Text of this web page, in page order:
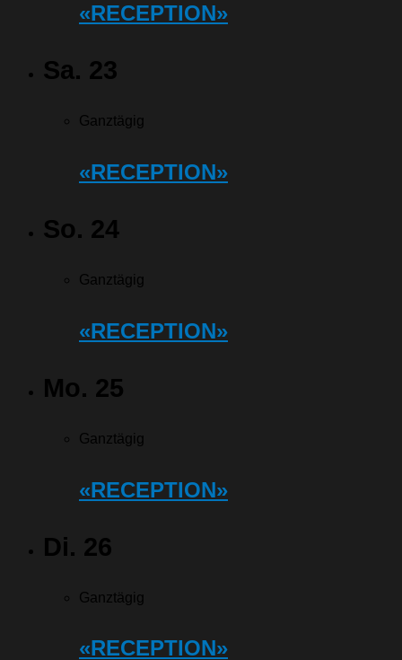
«RECEPTION»
Sa. 23
Ganztägig
«RECEPTION»
So. 24
Ganztägig
«RECEPTION»
Mo. 25
Ganztägig
«RECEPTION»
Di. 26
Ganztägig
«RECEPTION»